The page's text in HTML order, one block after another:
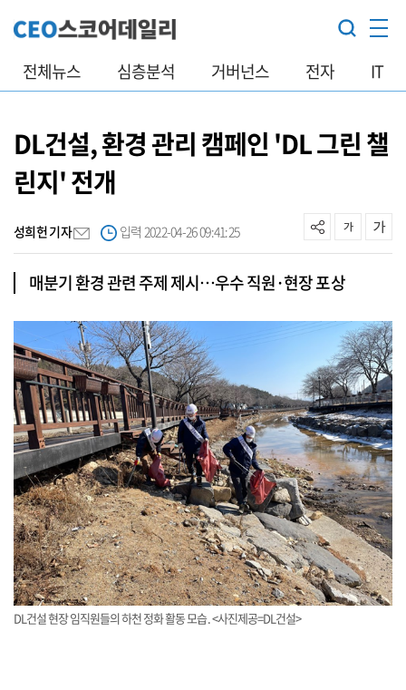
전체뉴스 심층분석 거버넌스 전자 IT
DL건설, 환경 관리 캠페인 'DL 그린 챌
린지' 전개
성희헌 기자 입력 2022-04-26 09:41:25
매분기 환경 관련 주제 제시…우수 직원·현장 포상
DL건설 현장 임직원들의 하천 정화 활동 모습. <사진제공=DL건설>